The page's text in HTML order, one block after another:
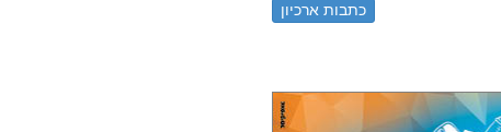
כתבות ארכיון